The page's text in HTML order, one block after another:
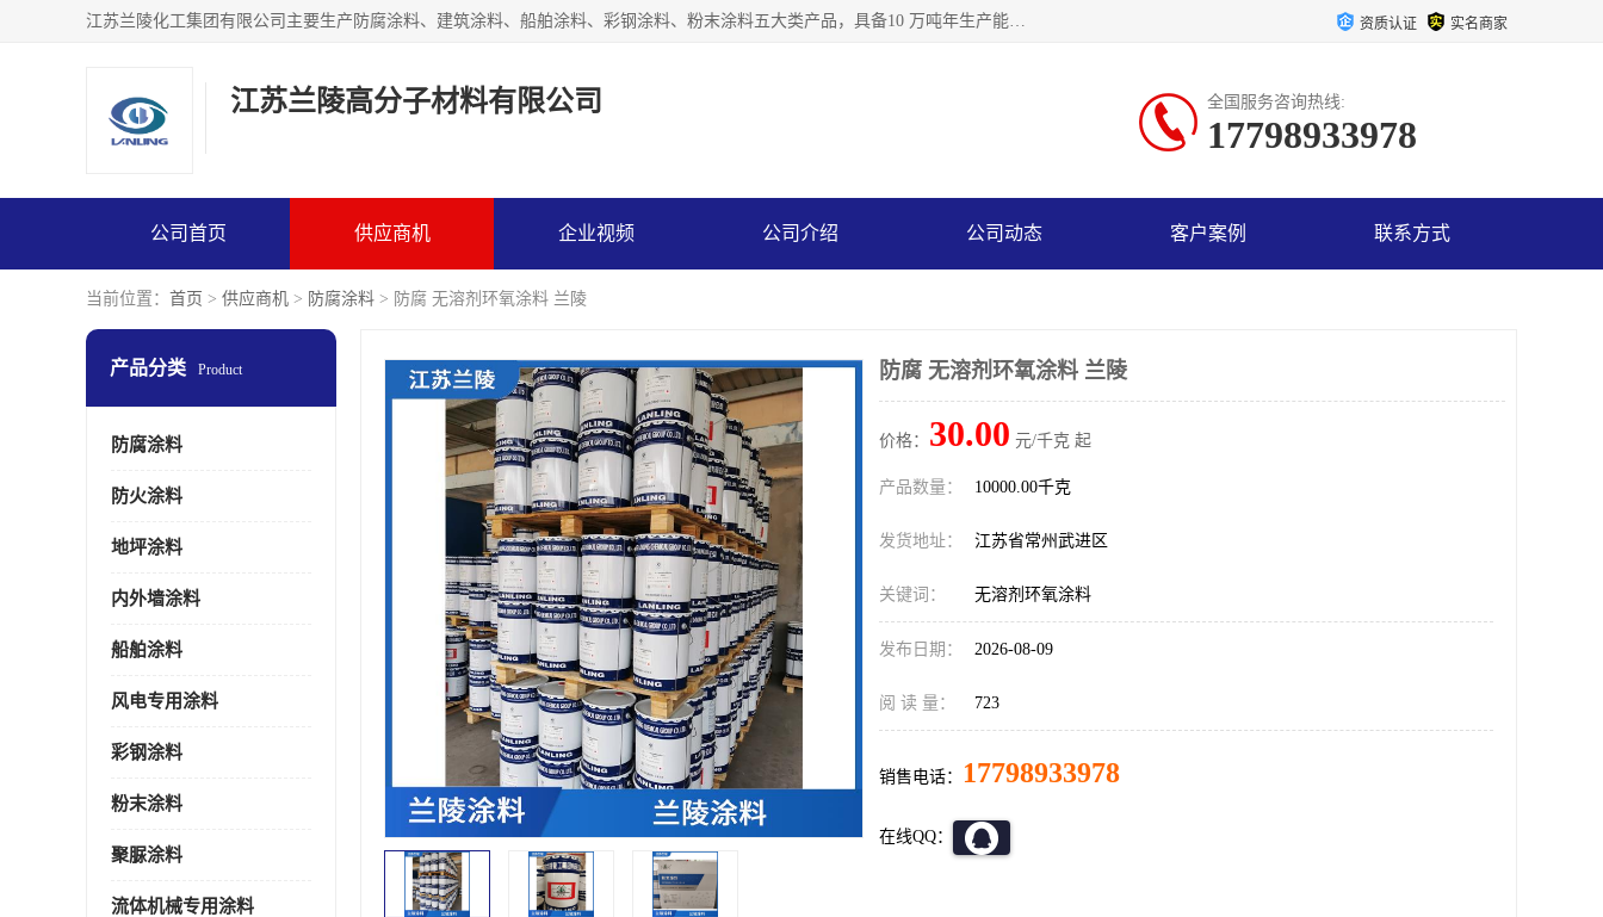
江苏兰陵化工集团有限公司主要生产防腐涂料、建筑涂料、船舶涂料、彩钢涂料、粉末涂料五大类产品，具备10 万吨年生产能力，可以提供优质精良的涂装施工服务，产品广销全国各地，大量出口亚非欧及拉美等国家。 资质认证 实名商家
江苏兰陵高分子材料有限公司 全国服务咨询热线:
17798933978
公司首页 供应商机 企业视频 公司介绍 公司动态 客户案例 联系方式
当前位置： 首页 > 供应商机 > 防腐涂料 > 防腐 无溶剂环氧涂料 兰陵
产品分类 Product
防腐涂料
防火涂料
地坪涂料
内外墙涂料
船舶涂料
风电专用涂料
彩钢涂料
粉末涂料
聚脲涂料
流体机械专用涂料
防腐 无溶剂环氧涂料 兰陵
价格： 30.00 元/千克 起
产品数量： 10000.00千克
发货地址： 江苏省常州武进区
关键词： 无溶剂环氧涂料
发布日期： 2026-08-09
阅 读 量： 723
销售电话： 17798933978
在线QQ：